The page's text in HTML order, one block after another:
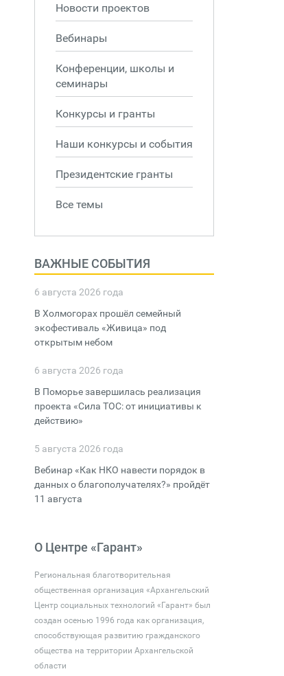
Новости проектов
Вебинары
Конференции, школы и
семинары
Конкурсы и гранты
Наши конкурсы и события
Президентские гранты
Все темы
ВАЖНЫЕ СОБЫТИЯ
6 августа 2026 года
В Холмогорах прошёл семейный
экофестиваль «Живица» под
открытым небом
6 августа 2026 года
В Поморье завершилась реализация
проекта «Сила ТОС: от инициативы к
действию»
5 августа 2026 года
Вебинар «Как НКО навести порядок в
данных о благополучателях?» пройдёт
11 августа
О Центре «Гарант»
Региональная благотворительная
общественная организация «Архангельский
Центр социальных технологий «Гарант» был
создан осенью 1996 года как организация,
способствующая развитию гражданского
общества на территории Архангельской
области